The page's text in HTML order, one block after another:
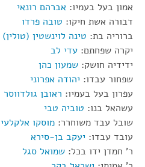
אמון בעל בעמיו: אברהם רונאי
דבורה אשת חיקו: טובה פרדו
ברוריה בת: טינה לוינשטין (טולין)
יקרה שפחתם: עדי לב
ידידיה חושק: שמעון כהן
שפחור עבדו: יהודה אפרוני
עפרון בעל בעמיו: ראובן גולדווסר
עשהאל בנו: טוביה טבי
שובל עבד משוחרר: מוסקו אלקלעי
עובד עבדו: יעקב בן-סירא
ר' חמדן ידו בכל: שמואל סגל